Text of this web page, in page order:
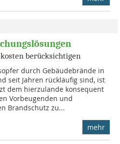
berücksichtigen
durch Gebäudebrände in
seit Jahren rückläufig sind, ist
dem hierzulande konsequent
Vor­beu­genden und
Brand­schutz zu...
mehr